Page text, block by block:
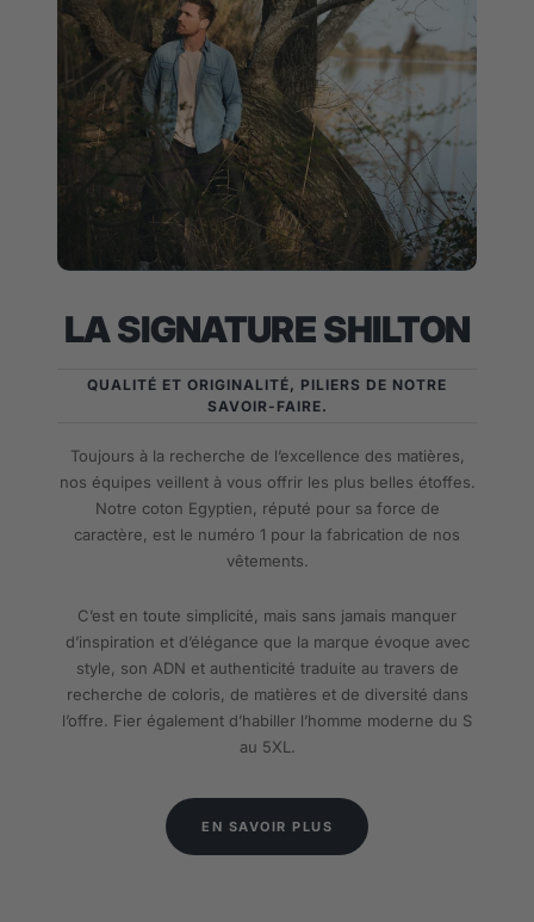
LA SIGNATURE SHILTON
QUALITÉ ET ORIGINALITÉ, PILIERS DE NOTRE
SAVOIR-FAIRE.
Toujours à la recherche de l’excellence des matières,
nos équipes veillent à vous offrir les plus belles étoffes.
Notre coton Egyptien, réputé pour sa force de
caractère, est le numéro 1 pour la fabrication de nos
vêtements.
C’est en toute simplicité, mais sans jamais manquer
d’inspiration et d’élégance que la marque évoque avec
style, son ADN et authenticité traduite au travers de
recherche de coloris, de matières et de diversité dans
l’offre. Fier également d’habiller l’homme moderne du S
au 5XL.
EN SAVOIR PLUS